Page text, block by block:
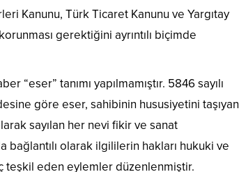
Kanunu, Türk Ticaret Kanunu ve Yargıtay
gerektiğini ayrıntılı biçimde
“eser” tanımı yapılmamıştır. 5846 sayılı
göre eser, sahibinin hususiyetini taşıyan
sayılan her nevi fikir ve sanat
bağlantılı olarak ilgililerin hakları hukuki ve
teşkil eden eylemler düzenlenmiştir.